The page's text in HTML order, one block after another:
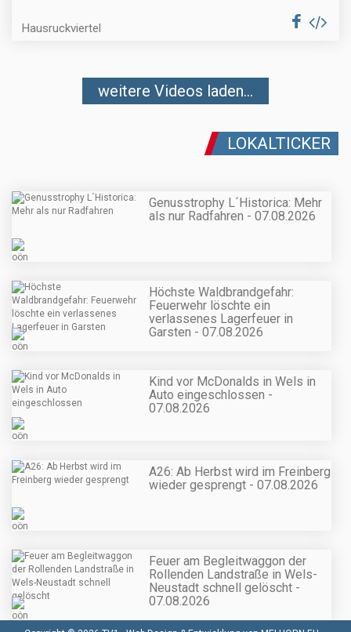
Hausruckviertel
weitere Videos laden...
LOKALTICKER
Genusstrophy L´Historica: Mehr
als nur Radfahren - 07.08.2026
Höchste Waldbrandgefahr:
Feuerwehr löschte ein
verlassenes Lagerfeuer in
Garsten - 07.08.2026
Kind vor McDonalds in Wels in
Auto eingeschlossen -
07.08.2026
A26: Ab Herbst wird im Freinberg
wieder gesprengt - 07.08.2026
Feuer am Begleitwaggon der
Rollenden Landstraße in Wels-
Neustadt schnell gelöscht -
07.08.2026